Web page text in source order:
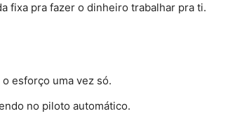
fixa pra fazer o dinheiro trabalhar pra ti.
esforço uma vez só.
no piloto automático.